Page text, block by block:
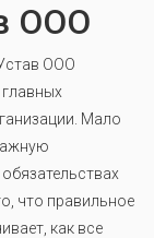
ООО
ООО
Мало
что правильное
как все